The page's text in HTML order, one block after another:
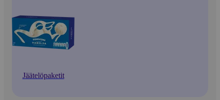
Jäätelöpaketit